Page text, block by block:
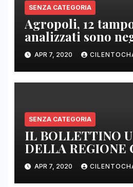
SENZA CATEGORIA
Agropoli, 12
analizzati sono
APR 7, 2020
SENZA CATEGORIA
IL BOLLETTINO
DELLA REGIONE
DELLE ORE 22.00
APR 7, 2020